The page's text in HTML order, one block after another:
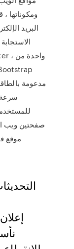
البريد
مدعومة
صفحتين ويب
موقع